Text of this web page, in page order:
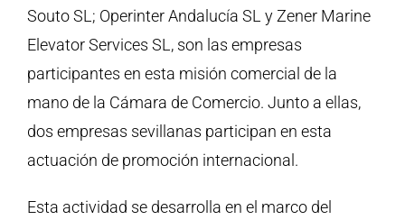
Souto SL; Operinter Andalucía SL y Zener Marine
Elevator Services SL, son las empresas
participantes en esta misión comercial de la
mano de la Cámara de Comercio. Junto a ellas,
dos empresas sevillanas participan en esta
actuación de promoción internacional.
Esta actividad se desarrolla en el marco del